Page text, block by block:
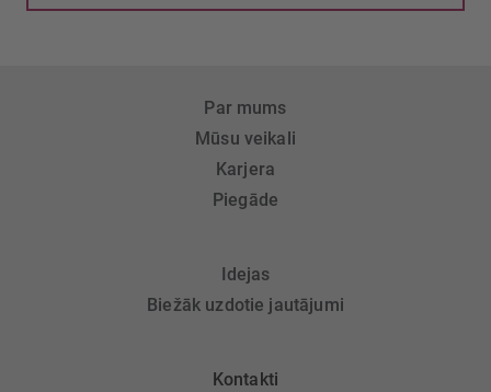
Par mums
Mūsu veikali
Karjera
Piegāde
Idejas
Biežāk uzdotie jautājumi
Kontakti